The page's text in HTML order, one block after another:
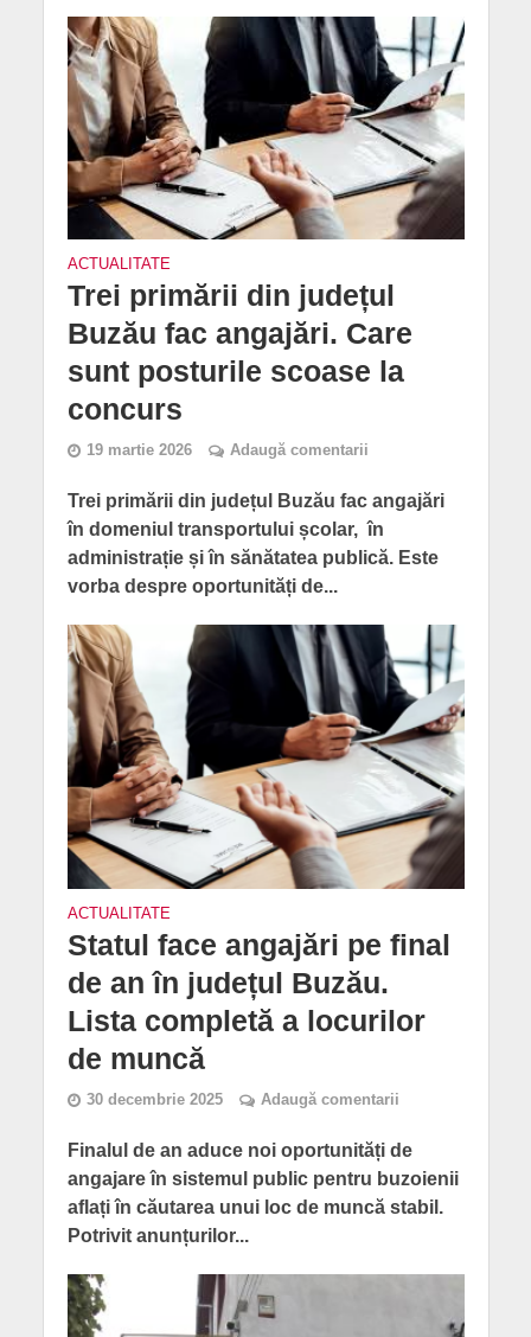
ACTUALITATE
Trei primării din județul
Buzău fac angajări. Care
sunt posturile scoase la
concurs
19 martie 2026 Adaugă comentarii
Trei primării din județul Buzău fac angajări
în domeniul transportului școlar, în
administrație și în sănătatea publică. Este
vorba despre oportunități de...
ACTUALITATE
Statul face angajări pe final
de an în județul Buzău.
Lista completă a locurilor
de muncă
30 decembrie 2025 Adaugă comentarii
Finalul de an aduce noi oportunități de
angajare în sistemul public pentru buzoienii
aflați în căutarea unui loc de muncă stabil.
Potrivit anunțurilor...